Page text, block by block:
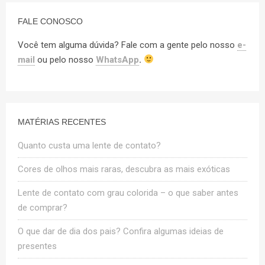
FALE CONOSCO
Você tem alguma dúvida? Fale com a gente pelo nosso e-
mail ou pelo nosso WhatsApp.
MATÉRIAS RECENTES
Quanto custa uma lente de contato?
Cores de olhos mais raras, descubra as mais exóticas
Lente de contato com grau colorida – o que saber antes
de comprar?
O que dar de dia dos pais? Confira algumas ideias de
presentes